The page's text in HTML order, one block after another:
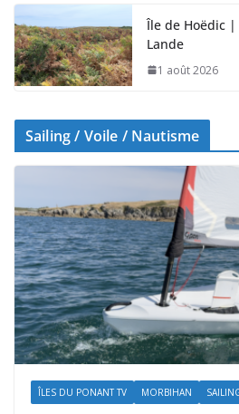
Île de Hoëdic |
Lande
1 août 2026
Sailing / Voile / Nautisme
ÎLES DU PONANT TV MORBIHAN